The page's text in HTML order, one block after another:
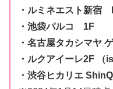
・ルミネエスト新宿
・池袋パルコ 1F
・名古屋タカシマヤ
・ルクアイーレ2F （
・渋谷ヒカリエ